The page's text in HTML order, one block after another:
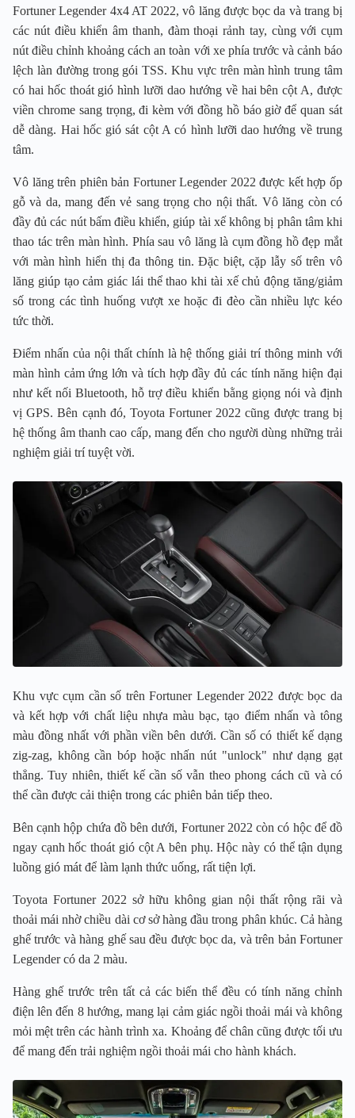
Fortuner Legender 4x4 AT 2022, vô lăng được bọc da và trang bị
các nút điều khiển âm thanh, đàm thoại rảnh tay, cùng với cụm
nút điều chỉnh khoảng cách an toàn với xe phía trước và cảnh báo
lệch làn đường trong gói TSS. Khu vực trên màn hình trung tâm
có hai hốc thoát gió hình lưỡi dao hướng về hai bên cột A, được
viền chrome sang trọng, đi kèm với đồng hồ báo giờ để quan sát
dễ dàng. Hai hốc gió sát cột A có hình lưỡi dao hướng về trung
tâm.
Vô lăng trên phiên bản Fortuner Legender 2022 được kết hợp ốp
gỗ và da, mang đến vẻ sang trọng cho nội thất. Vô lăng còn có
đầy đủ các nút bấm điều khiển, giúp tài xế không bị phân tâm khi
thao tác trên màn hình. Phía sau vô lăng là cụm đồng hồ đẹp mắt
với màn hình hiển thị đa thông tin. Đặc biệt, cặp lẫy số trên vô
lăng giúp tạo cảm giác lái thể thao khi tài xế chủ động tăng/giảm
số trong các tình huống vượt xe hoặc đi đèo cần nhiều lực kéo
tức thời.
Điểm nhấn của nội thất chính là hệ thống giải trí thông minh với
màn hình cảm ứng lớn và tích hợp đầy đủ các tính năng hiện đại
như kết nối Bluetooth, hỗ trợ điều khiển bằng giọng nói và định
vị GPS. Bên cạnh đó, Toyota Fortuner 2022 cũng được trang bị
hệ thống âm thanh cao cấp, mang đến cho người dùng những trải
nghiệm giải trí tuyệt vời.
Khu vực cụm cần số trên Fortuner Legender 2022 được bọc da
và kết hợp với chất liệu nhựa màu bạc, tạo điểm nhấn và tông
màu đồng nhất với phần viền bên dưới. Cần số có thiết kế dạng
zig-zag, không cần bóp hoặc nhấn nút "unlock" như dạng gạt
thẳng. Tuy nhiên, thiết kế cần số vẫn theo phong cách cũ và có
thể cần được cải thiện trong các phiên bản tiếp theo.
Bên cạnh hộp chứa đồ bên dưới, Fortuner 2022 còn có hộc để đồ
ngay cạnh hốc thoát gió cột A bên phụ. Hộc này có thể tận dụng
luồng gió mát để làm lạnh thức uống, rất tiện lợi.
Toyota Fortuner 2022 sở hữu không gian nội thất rộng rãi và
thoải mái nhờ chiều dài cơ sở hàng đầu trong phân khúc. Cả hàng
ghế trước và hàng ghế sau đều được bọc da, và trên bản Fortuner
Legender có da 2 màu.
Hàng ghế trước trên tất cả các biến thể đều có tính năng chỉnh
điện lên đến 8 hướng, mang lại cảm giác ngồi thoải mái và không
mỏi mệt trên các hành trình xa. Khoảng để chân cũng được tối ưu
để mang đến trải nghiệm ngồi thoải mái cho hành khách.